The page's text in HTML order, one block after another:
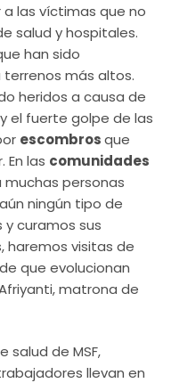
las víctimas que no
salud y hospitales.
han sido
más altos.
heridos a causa de
y el fuerte golpe de las
escombrosque
las comunidades
personas
ningún tipo de
curamos sus
haremos visitas de
que evolucionan
matrona de
salud de MSF,
llevan en